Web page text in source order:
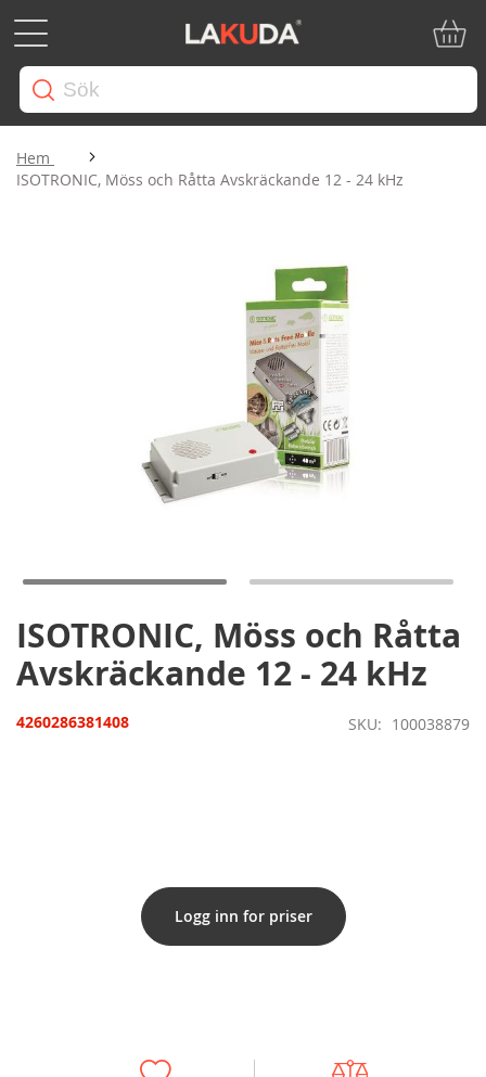
Hem
ISOTRONIC, Möss och Råtta Avskräckande 12 - 24 kHz
ISOTRONIC, Möss och Råtta
Avskräckande 12 - 24 kHz
4260286381408 SKU 100038879
Logg inn for priser
bildgalleriet